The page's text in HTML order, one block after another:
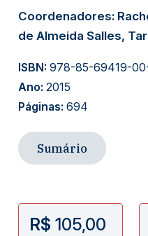
Coordenadores:
de Almeida Salles,
ISBN: 978-85-69419-
Ano: 2015
Páginas: 694
Sumário
R$105,00